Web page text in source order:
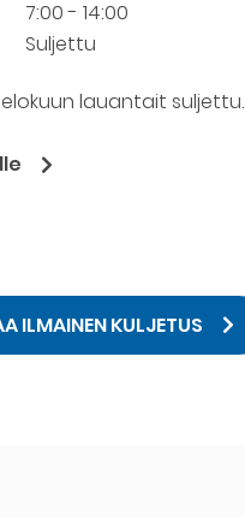
7:00 - 14:00
Suljettu
lauantait suljettu.
ILMAINEN KULJETUS